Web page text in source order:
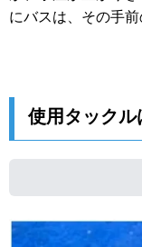
にバスは、その手前
使用タックル